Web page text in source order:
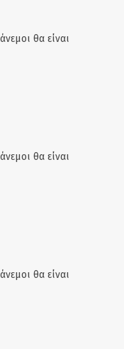
θα είναι
θα είναι
θα είναι